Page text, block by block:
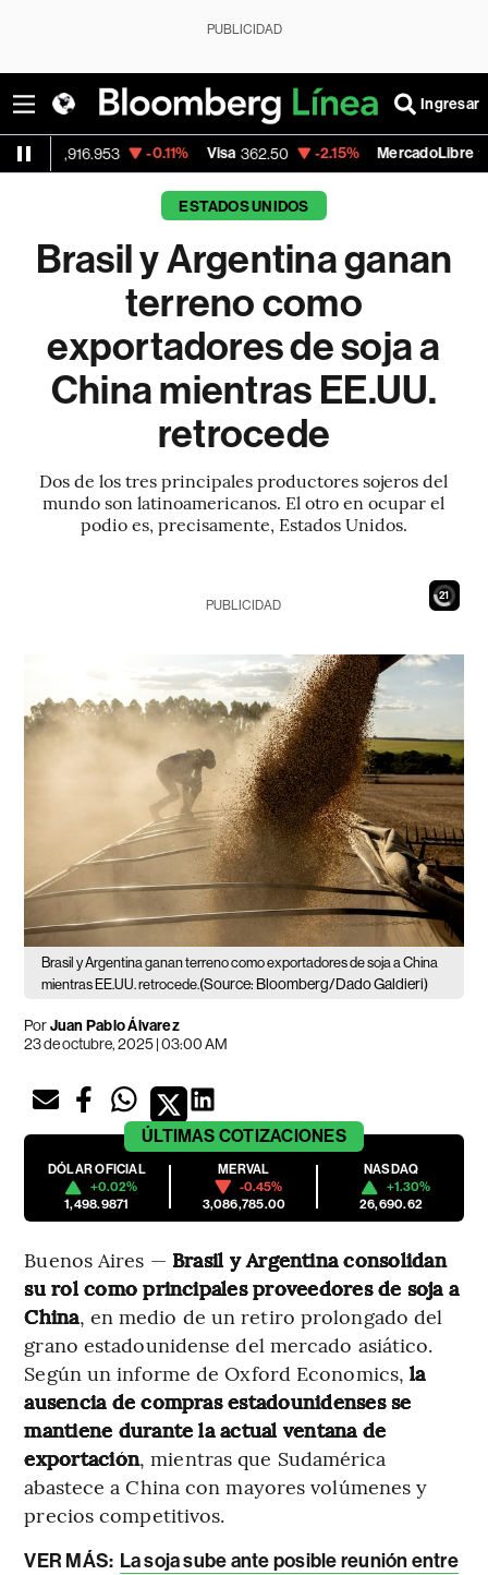
PUBLICIDAD
Ingresar
-0.11% Visa 362.50 -2.15% MercadoLibre 1,821.795 -
ESTADOS UNIDOS
Brasil y Argentina ganan
terreno como
exportadores de soja a
China mientras EE.UU.
retrocede
Dos de los tres principales productores sojeros del
mundo son latinoamericanos. El otro en ocupar el
podio es, precisamente, Estados Unidos.
19
PUBLICIDAD
Brasil y Argentina ganan terreno como exportadores de soja a China
mientras EE.UU. retrocede.(Source: Bloomberg/Dado Galdieri)
PorJuan Pablo Álvarez
23 de octubre, 2025 | 03:00 AM
ÚLTIMAS COTIZACIONES
DÓLAR OFICIAL
+0.02%
1,498.9871
MERVAL
-0.45%
3,086,785.00
NASDAQ
+1.30%
26,690.62
Buenos Aires — Brasil y Argentina consolidan
su rol como principales proveedores de soja a
China, en medio de un retiro prolongado del
grano estadounidense del mercado asiático.
Según un informe de Oxford Economics,la
ausencia de compras estadounidenses se
mantiene durante la actual ventana de
exportación, mientras que Sudamérica
abastece a China con mayores volúmenes y
precios competitivos.
VER MÁS: La soja sube ante posible reunión entre